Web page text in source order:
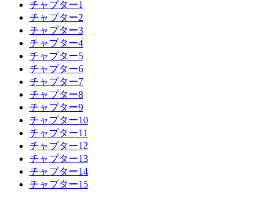
チャプター1
チャプター2
チャプター3
チャプター4
チャプター5
チャプター6
チャプター7
チャプター8
チャプター9
チャプター10
チャプター11
チャプター12
チャプター13
チャプター14
チャプター15